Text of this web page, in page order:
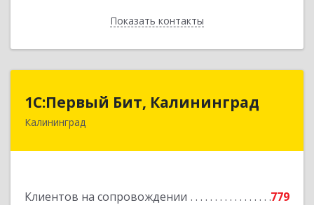
Показать контакты
Назад
1С:Первый Бит, Калининград
Калининград
Клиентов на сопровождении
779
1С:Первый Бит, Калининград
236006, Калининградская обл, Калининград г,